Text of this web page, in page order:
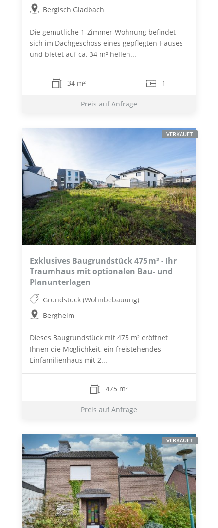
Bergisch Gladbach
Die gemütliche 1-Zimmer-Wohnung befindet
sich im Dachgeschoss eines gepflegten Hauses
und bietet auf ca. 34 m² hellen...
34 m² 1
Preis auf Anfrage
Exklusives Baugrundstück 475 m² - Ihr
Traumhaus mit optionalen Bau- und
Planunterlagen
Grundstück (Wohnbebauung)
Bergheim
Dieses Baugrundstück mit 475 m² eröffnet
Ihnen die Möglichkeit, ein freistehendes
Einfamilienhaus mit 2...
475 m²
Preis auf Anfrage
VERKAUFT
VERKAUFT